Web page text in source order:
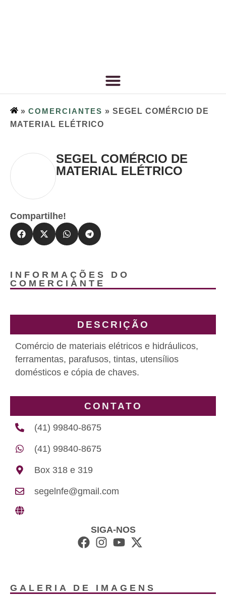
» COMERCIANTES » SEGEL COMÉRCIO DE
MATERIAL ELÉTRICO
SEGEL COMÉRCIO DE
MATERIAL ELÉTRICO
Compartilhe!
INFORMAÇÕES DO
COMERCIANTE
DESCRIÇÃO
Comércio de materiais elétricos e hidráulicos,
ferramentas, parafusos, tintas, utensílios
domésticos e cópia de chaves.
CONTATO
(41) 99840-8675
(41) 99840-8675
Box 318 e 319
segelnfe@gmail.com
SIGA-NOS
GALERIA DE IMAGENS